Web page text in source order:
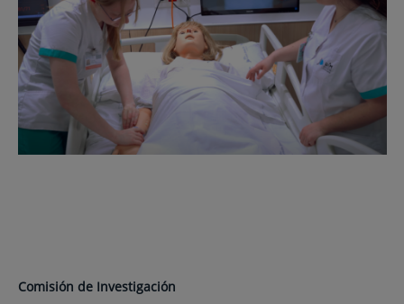
Comisión de Investigación